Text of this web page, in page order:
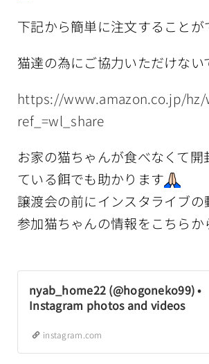
下記から簡単に注文することが
猫達の為にご協力いただけない
https://www.amazon.co.jp/hz/
ref_=wl_share
お家の猫ちゃんが食べなくて開
ている餌でも助かります
譲渡会の前にインスタライブの
参加猫ちゃんの情報をこちらか
nyab_home22 (@hogoneko99) •
Instagram photos and videos
instagram.com